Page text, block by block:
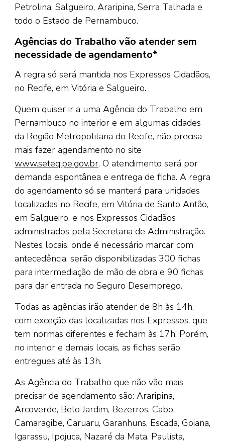
Petrolina, Salgueiro, Araripina, Serra Talhada e
todo o Estado de Pernambuco.
Agências do Trabalho vão atender sem
necessidade de agendamento*
A regra só será mantida nos Expressos Cidadãos,
no Recife, em Vitória e Salgueiro.
Quem quiser ir a uma Agência do Trabalho em
Pernambuco no interior e em algumas cidades
da Região Metropolitana do Recife, não precisa
mais fazer agendamento no site
www.seteq.pe.gov.br. O atendimento será por
demanda espontânea e entrega de ficha. A regra
do agendamento só se manterá para unidades
localizadas no Recife, em Vitória de Santo Antão,
em Salgueiro, e nos Expressos Cidadãos
administrados pela Secretaria de Administração.
Nestes locais, onde é necessário marcar com
antecedência, serão disponibilizadas 300 fichas
para intermediação de mão de obra e 90 fichas
para dar entrada no Seguro Desemprego.
Todas as agências irão atender de 8h às 14h,
com exceção das localizadas nos Expressos, que
tem normas diferentes e fecham às 17h. Porém,
no interior e demais locais, as fichas serão
entregues até às 13h.
As Agência do Trabalho que não vão mais
precisar de agendamento são: Araripina,
Arcoverde, Belo Jardim, Bezerros, Cabo,
Camaragibe, Caruaru, Garanhuns, Escada, Goiana,
Igarassu, Ipojuca, Nazaré da Mata, Paulista,